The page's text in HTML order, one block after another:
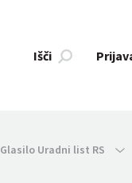
Išči
Glasilo Uradni list RS